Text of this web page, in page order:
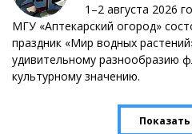
1–2 августа 2026
МГУ «Аптекарский огород»
праздник «Мир водных
удивительному разнообразию
культурному значению.